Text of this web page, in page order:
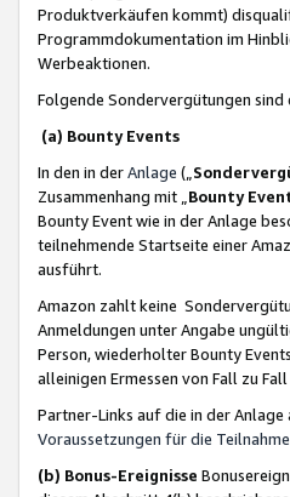
Produktverkäufen kommt)
Programmdokumentation im
Werbeaktionen.
Folgende Sondervergütungen
(a) Bounty Events
In den in derAnlage („
Zusammenhang mit „ Bounty
Bounty Event wie in der Anlage
teilnehmende Startseite einer
ausführt.
Amazon zahlt keine
Anmeldungen unter Angabe
Person, wiederholter Bounty
alleinigen Ermessen von Fall zu
Partner-Links auf die in der
Voraussetzungen für die
(b) Bonus-Ereignisse